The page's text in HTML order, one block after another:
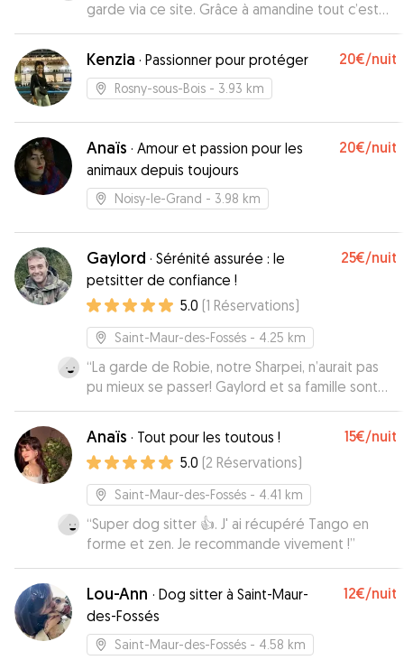
garde via ce site. Grâce à amandine tout c’est
super bien passé. Notre chienne est peureuse
et très vive (5mois), amandine a pris le temps de
faire plusieurs promenades avec sa chienne et
nous avant la garde. Vraiment super
Kenzia · Passionner pour protéger 20€/nuit
Rosny-sous-Bois - 3.93 km
Anaïs · Amour et passion pour les
animaux depuis toujours
20€/nuit
Noisy-le-Grand - 3.98 km
Gaylord · Sérénité assurée : le
petsitter de confiance !
25€/nuit
5.0 (1 Réservations)
Saint-Maur-des-Fossés - 4.25 km
“La garde de Robie, notre Sharpei, n’aurait pas
pu mieux se passer! Gaylord et sa famille sont
extrêmement gentils et accueillants. Robie été
très heureuse pendant son séjour. Nous avons
reçu régulièrement des News des ainsi que des
photos. Je n’hésiterai pas à faire appel à
nouveau à Gaylord et sa famille pour la garde de
notre chien. Merci encore.”
Anaïs · Tout pour les toutous ! 15€/nuit
5.0 (2 Réservations)
Saint-Maur-des-Fossés - 4.41 km
“Super dog sitter 👍. J' ai récupéré Tango en
forme et zen. Je recommande vivement !”
Lou-Ann · Dog sitter à Saint-Maur-
des-Fossés
12€/nuit
Saint-Maur-des-Fossés - 4.58 km